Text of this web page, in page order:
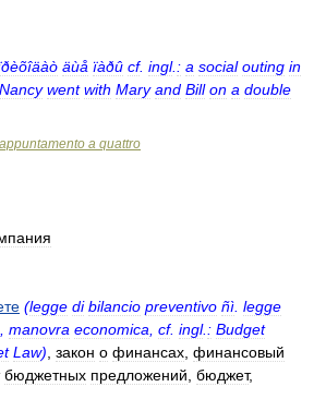
äùå ïàðû cf. ingl. : a social outing in
Nancy went with Mary and Bill on a double
appuntamento a quattro
(legge di bilancio preventivo ñì legge
manovra economica cf. ingl. : Budget
Law) закон о финансах финансовый
бюджетных предложений бюджет,